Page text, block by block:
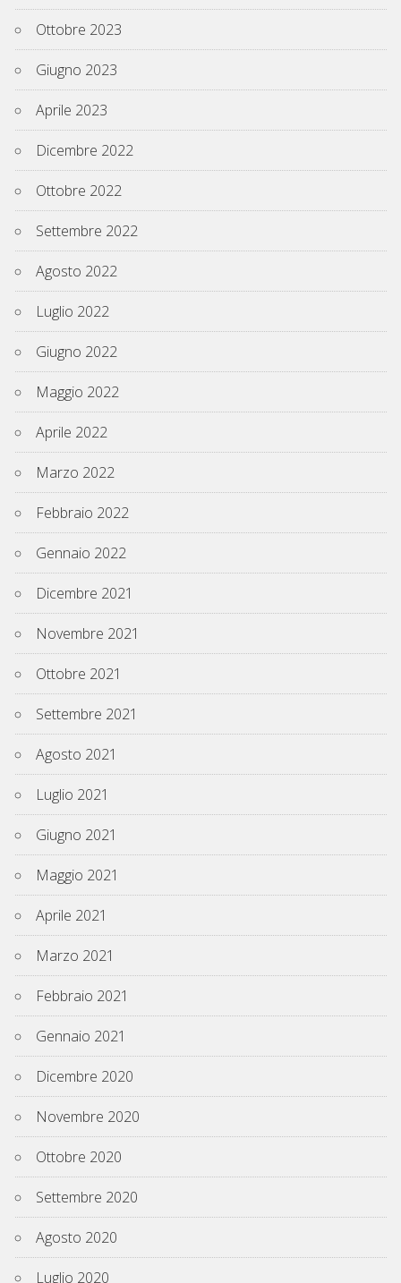
Ottobre 2023
Giugno 2023
Aprile 2023
Dicembre 2022
Ottobre 2022
Settembre 2022
Agosto 2022
Luglio 2022
Giugno 2022
Maggio 2022
Aprile 2022
Marzo 2022
Febbraio 2022
Gennaio 2022
Dicembre 2021
Novembre 2021
Ottobre 2021
Settembre 2021
Agosto 2021
Luglio 2021
Giugno 2021
Maggio 2021
Aprile 2021
Marzo 2021
Febbraio 2021
Gennaio 2021
Dicembre 2020
Novembre 2020
Ottobre 2020
Settembre 2020
Agosto 2020
Luglio 2020